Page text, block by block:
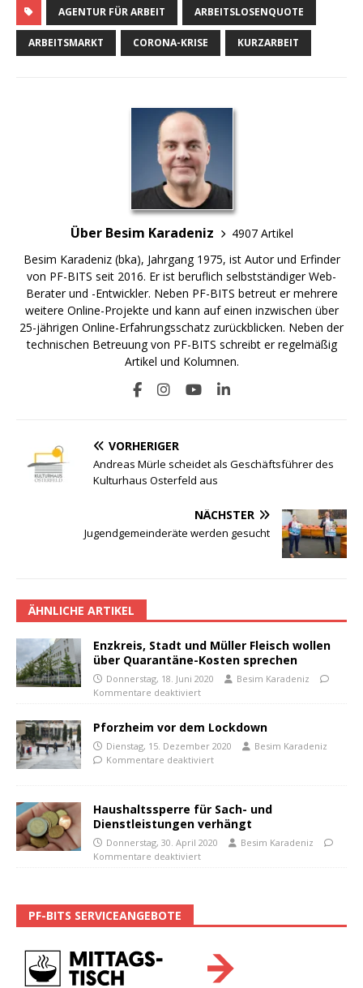
AGENTUR FÜR ARBEIT ARBEITSLOSENQUOTE
ARBEITSMARKT CORONA-KRISE KURZARBEIT
Über Besim Karadeniz
4907 Artikel
Besim Karadeniz (bka), Jahrgang 1975, ist Autor und Erfinder
von PF-BITS seit 2016. Er ist beruflich selbstständiger Web-
Berater und -Entwickler. Neben PF-BITS betreut er mehrere
weitere Online-Projekte und kann auf einen inzwischen über
25-jährigen Online-Erfahrungsschatz zurückblicken. Neben der
technischen Betreuung von PF-BITS schreibt er regelmäßig
Artikel und Kolumnen.
VORHERIGER
Andreas Mürle scheidet als Geschäftsführer des
Kulturhaus Osterfeld aus
NÄCHSTER
Jugendgemeinderäte werden gesucht
ÄHNLICHE ARTIKEL
Enzkreis, Stadt und Müller Fleisch wollen
über Quarantäne-Kosten sprechen
Donnerstag, 18. Juni 2020
Besim Karadeniz
Kommentare deaktiviert
Pforzheim vor dem Lockdown
Dienstag, 15. Dezember 2020
Besim Karadeniz
Kommentare deaktiviert
Haushaltssperre für Sach- und
Dienstleistungen verhängt
Donnerstag, 30. April 2020
Besim Karadeniz
Kommentare deaktiviert
PF-BITS SERVICEANGEBOTE